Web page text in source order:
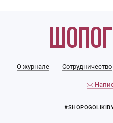
О журнале Сотрудничество